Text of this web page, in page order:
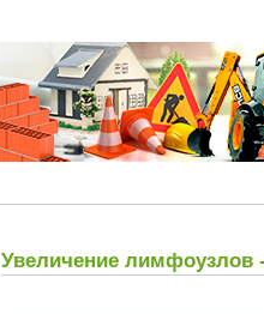
Увеличение лимфоузлов